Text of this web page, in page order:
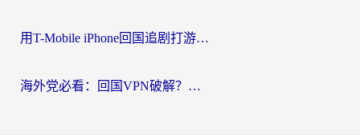
用T-Mobile iPhone回国追剧打游戏，我差点把手机砸了
海外党必看：回国VPN破解？别踩坑！3步选对加速器无缝刷国内资源